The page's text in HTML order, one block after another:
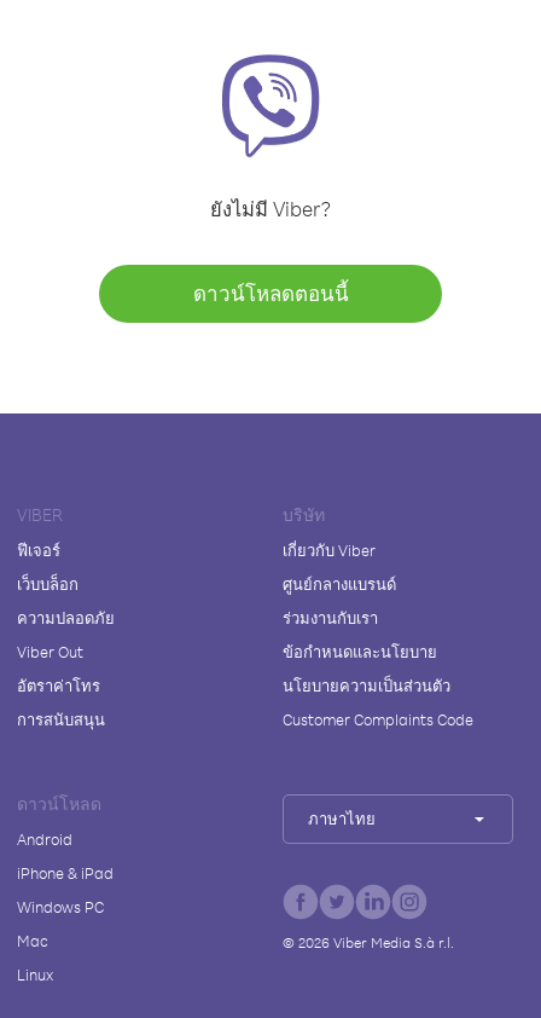
ยังไม่มี Viber?
ดาวน์โหลดตอนนี้
VIBER
ฟีเจอร์
เว็บบล็อก
ความปลอดภัย
Viber Out
อัตราค่าโทร
การสนับสนุน
บริษัท
เกี่ยวกับ Viber
ศูนย์กลางแบรนด์
ร่วมงานกับเรา
ข้อกำหนดและนโยบาย
นโยบายความเป็นส่วนตัว
Customer Complaints Code
ดาวน์โหลด
Android
iPhone & iPad
Windows PC
Mac
Linux
ภาษาไทย
© 2026Viber Media S.à r.l.